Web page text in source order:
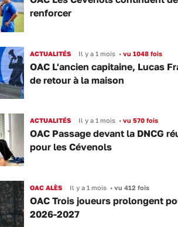
renforcer
ACTUALITÉS Il y a 1 mois •vu 1048 fois
OAC L'ancien capitaine, Lucas
de retour à la maison
ACTUALITÉS Il y a 1 mois •vu 570 fois
OAC Passage devant la DNCG
pour les Cévenols
OAC ALÈS Il y a 1 mois •vu 412 fois
OAC Trois joueurs prolongent
2026-2027